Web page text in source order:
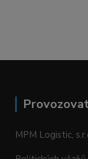
MPM Logistic,